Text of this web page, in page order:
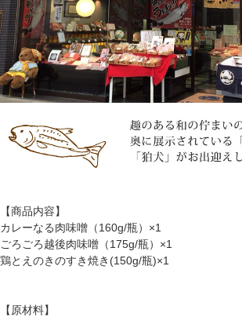
【商品内容】
カレーなる肉味噌（160g/瓶）×1
ごろごろ越後肉味噌（175g/瓶）×1
鶏とえのきのすき焼き(150g/瓶)×1
【原材料】